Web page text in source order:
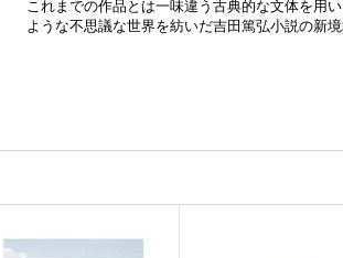
これまでの作品とは一味違う古典的な文体を用
ような不思議な世界を紡いだ吉田篤弘小説の新境